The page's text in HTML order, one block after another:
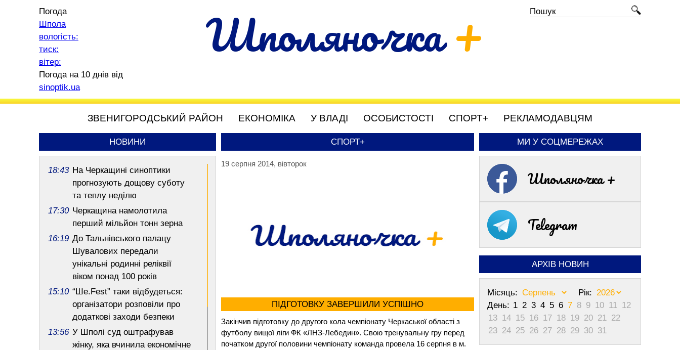
Шполяночка+
Погода
Шпола
вологість:
тиск:
вітер:
Погода на 10 днів від
sinoptik.ua
ЗВЕНИГОРОДСЬКИЙ РАЙОН ЕКОНОМІКА У ВЛАДІ ОСОБИСТОСТІ СПОРТ+ РЕКЛАМОДАВЦЯМ
СПОРТ+
19 серпня 2014, вівторок
ПІДГОТОВКУ ЗАВЕРШИЛИ УСПІШНО
Закінчив підготовку до другого кола чемпіонату Черкаської області з
футболу вищої ліги ФК «ЛНЗ-Лебедин». Свою тренувальну гру перед
початком другої половини чемпіонату команда провела 16 серпня в м.
НОВИНИ
18:43 На Черкащині синоптики
прогнозують дощову суботу
та теплу неділю
17:30 Черкащина намолотила
перший мільйон тонн зерна
16:19 До Тальнівського палацу
Шувалових передали
унікальні родинні реліквії
віком понад 100 років
15:10 “Ше.Fest” таки відбудеться:
організатори розповіли про
додаткові заходи безпеки
13:56 У Шполі суд оштрафував
жінку, яка вчинила економічне
МИ У СОЦМЕРЕЖАХ
Шполяночка +
Telegram
АРХІВ НОВИН
Місяць:
Рік:
День: 1 2 3 4 5 6 7 8 9 10 11 12
13 14 15 16 17 18 19 20 21 22
23 24 25 26 27 28 29 30 31